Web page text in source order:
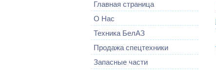
Главная страница
О Нас
Техника БелАЗ
Продажа спецтехники
Запасные части